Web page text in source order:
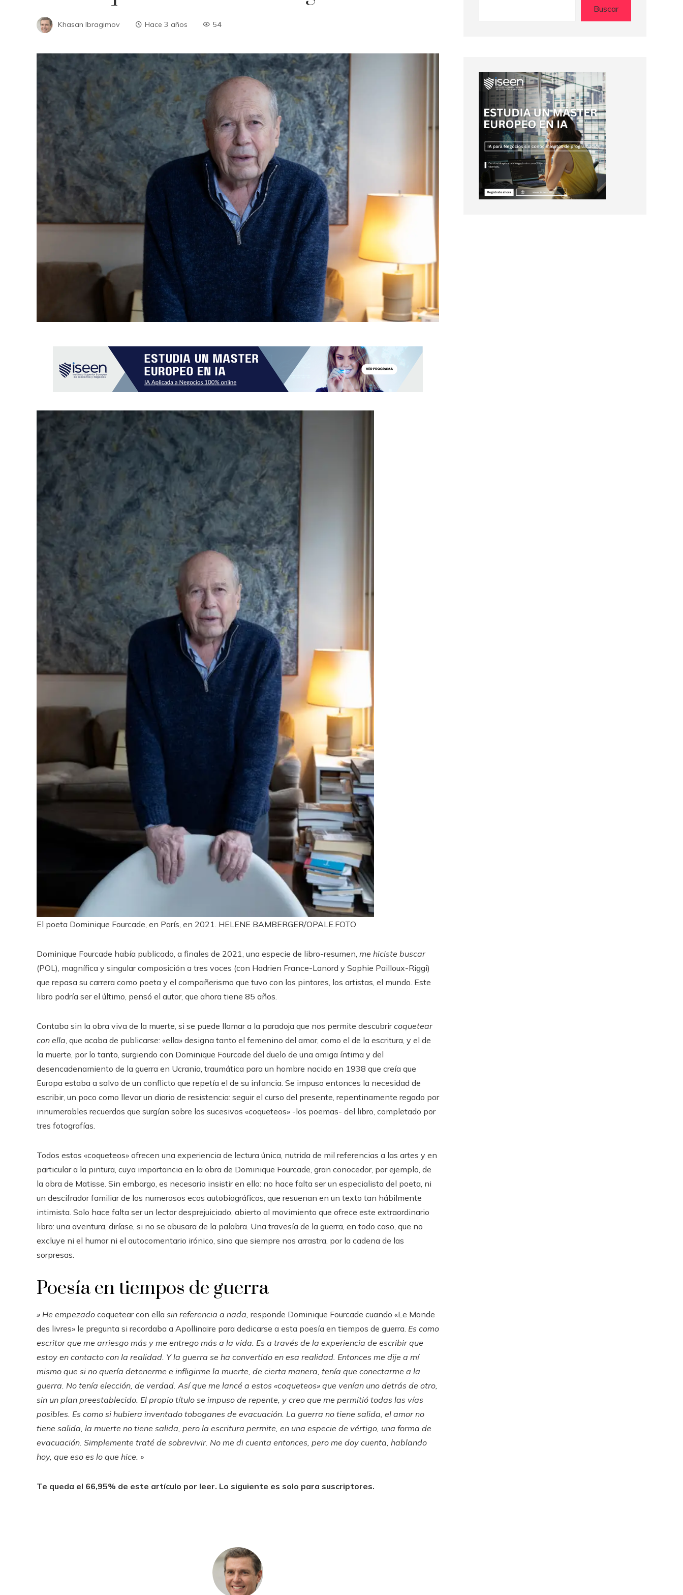
Khasan Ibragimov Hace 3 años 54
El poeta Dominique Fourcade, en París, en 2021. HELENE BAMBERGER/OPALE.FOTO
Dominique Fourcade había publicado, a finales de 2021, una especie de libro-resumen, me hiciste buscar
(POL), magnífica y singular composición a tres voces (con Hadrien France-Lanord y Sophie Pailloux-Riggi)
que repasa su carrera como poeta y el compañerismo que tuvo con los pintores, los artistas, el mundo. Este
libro podría ser el último, pensó el autor, que ahora tiene 85 años.
Contaba sin la obra viva de la muerte, si se puede llamar a la paradoja que nos permite descubrircoquetear
con ella, que acaba de publicarse: «ella» designa tanto el femenino del amor, como el de la escritura, y el de
la muerte, por lo tanto, surgiendo con Dominique Fourcade del duelo de una amiga íntima y del
desencadenamiento de la guerra en Ucrania, traumática para un hombre nacido en 1938 que creía que
Europa estaba a salvo de un conflicto que repetía el de su infancia. Se impuso entonces la necesidad de
escribir, un poco como llevar un diario de resistencia: seguir el curso del presente, repentinamente regado por
innumerables recuerdos que surgían sobre los sucesivos «coqueteos» -los poemas- del libro, completado por
tres fotografías.
Todos estos «coqueteos» ofrecen una experiencia de lectura única, nutrida de mil referencias a las artes y en
particular a la pintura, cuya importancia en la obra de Dominique Fourcade, gran conocedor, por ejemplo, de
la obra de Matisse. Sin embargo, es necesario insistir en ello: no hace falta ser un especialista del poeta, ni
un descifrador familiar de los numerosos ecos autobiográficos, que resuenan en un texto tan hábilmente
intimista. Solo hace falta ser un lector desprejuiciado, abierto al movimiento que ofrece este extraordinario
libro: una aventura, diríase, si no se abusara de la palabra. Una travesía de la guerra, en todo caso, que no
excluye ni el humor ni el autocomentario irónico, sino que siempre nos arrastra, por la cadena de las
sorpresas.
Poesía en tiempos de guerra
» He empezado coquetear con ella sin referencia a nada, responde Dominique Fourcade cuando «Le Monde
des livres» le pregunta si recordaba a Apollinaire para dedicarse a esta poesía en tiempos de guerra. Es como
escritor que me arriesgo más y me entrego más a la vida. Es a través de la experiencia de escribir que
estoy en contacto con la realidad. Y la guerra se ha convertido en esa realidad. Entonces me dije a mí
mismo que si no quería detenerme e infligirme la muerte, de cierta manera, tenía que conectarme a la
guerra. No tenía elección, de verdad. Así que me lancé a estos «coqueteos» que venían uno detrás de otro,
sin un plan preestablecido. El propio título se impuso de repente, y creo que me permitió todas las vías
posibles. Es como si hubiera inventado toboganes de evacuación. La guerra no tiene salida, el amor no
tiene salida, la muerte no tiene salida, pero la escritura permite, en una especie de vértigo, una forma de
evacuación. Simplemente traté de sobrevivir. No me di cuenta entonces, pero me doy cuenta, hablando
hoy, que eso es lo que hice. »
Te queda el 66,95% de este artículo por leer. Lo siguiente es solo para suscriptores.
Buscar